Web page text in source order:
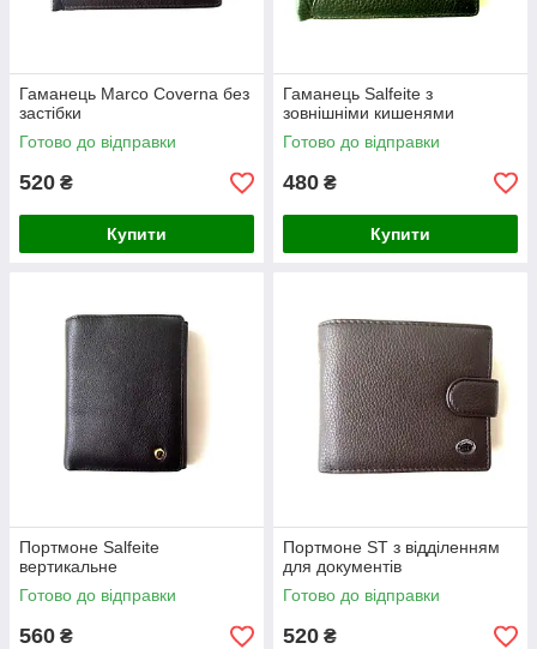
Гаманець Marco Coverna без
застібки
Готово до відправки
520 ₴
Купити
Гаманець Salfeite з
зовнішніми кишенями
Готово до відправки
480 ₴
Купити
Портмоне Salfeite
вертикальне
Готово до відправки
560 ₴
Портмоне ST з відділенням
для документів
Готово до відправки
520 ₴